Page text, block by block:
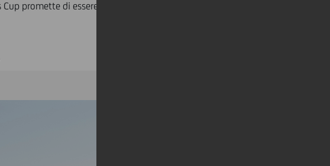
promette di essere emozionante quanto la meta finale.